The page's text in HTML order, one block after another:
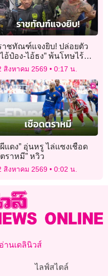
าชทัณฑ์แจงยิบ! ปล่อยตัว
ไอ้ป๋อง-ไอ้ธง” พ้นโทษไร้
ทธิพิเศษ ใช้กฎหมาย JSOC
สิงหาคม 2569 0:17 น.
ผีแดง” อุ่นหรู ไล่แซงเชือด
ตราหมี” หวิว
สิงหาคม 2569 0:02 น.
านเดลินิวส์
ไลฟ์สไตล์